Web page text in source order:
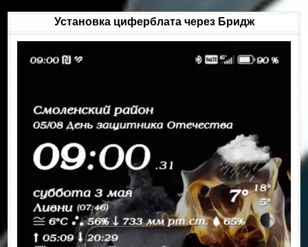
Установка циферблата через Бридж